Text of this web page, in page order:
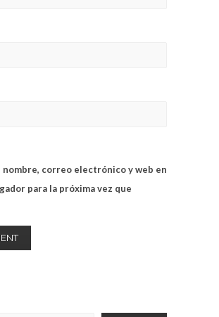
nombre, correo electrónico y web en
para la próxima vez que